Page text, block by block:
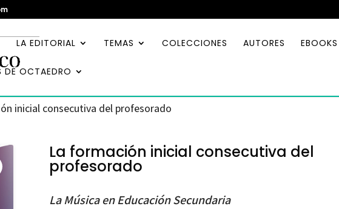
LA EDITORIAL TEMAS COLECCIONES AUTORES EBOOKS
DE OCTAEDRO
inicial consecutiva del profesorado
La formación inicial consecutiva del
profesorado
La Música en Educación Secundaria